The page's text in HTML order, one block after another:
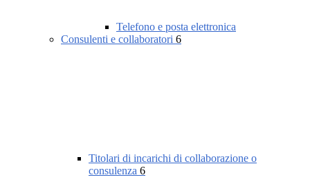
Telefono e posta elettronica
Consulenti e collaboratori 6
Titolari di incarichi di collaborazione o
consulenza 6